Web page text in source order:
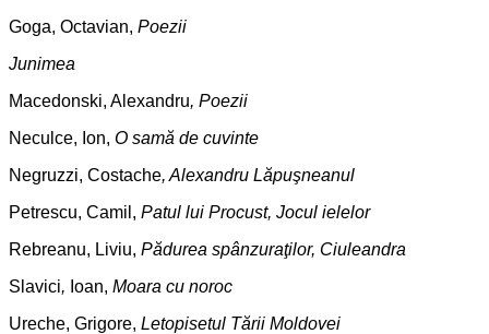
Goga, Octavian, Poezii
Junimea
Macedonski, Alexandru, Poezii
Neculce, Ion, O samă de cuvinte
Negruzzi, Costache, Alexandru Lăpuşneanul
Petrescu, Camil, Patul lui Procust, Jocul ielelor
Rebreanu, Liviu, Pădurea spânzuraţilor, Ciuleandra
Slavici, Ioan, Moara cu noroc
Ureche, Grigore, Letopisetul Tării Moldovei